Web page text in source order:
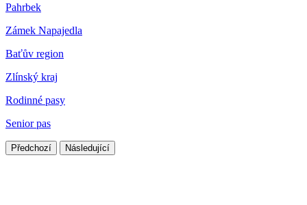
Pahrbek
Zámek Napajedla
Baťův region
Zlínský kraj
Rodinné pasy
Senior pas
Předchozí Následující